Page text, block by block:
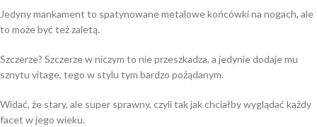
Jedyny mankament to spatynowane metalowe końcówki na nogach, ale
to może być też zaletą.
Szczerze? Szczerze w niczym to nie przeszkadza, a jedynie dodaje mu
sznytu vitage, tego w stylu tym bardzo pożądanym.
Widać, że stary, ale super sprawny, czyli tak jak chciałby wyglądać każdy
facet w jego wieku.